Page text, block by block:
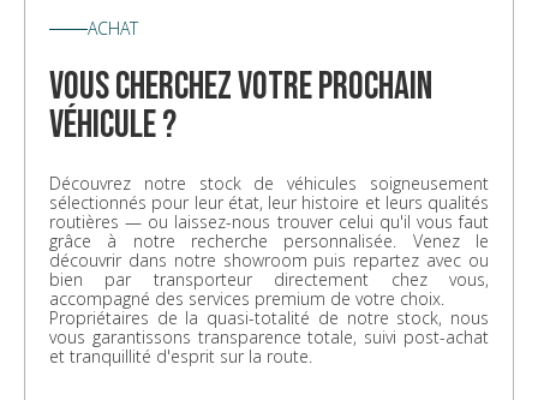
ACHAT
vous cherchez votre prochain
véhicule ?
Découvrez notre stock de véhicules soigneusement
sélectionnés pour leur état, leur histoire et leurs qualités
routières — ou laissez-nous trouver celui qu'il vous faut
grâce à notre recherche personnalisée. Venez le
découvrir dans notre showroom puis repartez avec ou
bien par transporteur directement chez vous,
accompagné des services premium de votre choix.
Propriétaires de la quasi-totalité de notre stock, nous
vous garantissons transparence totale, suivi post-achat
et tranquillité d'esprit sur la route.